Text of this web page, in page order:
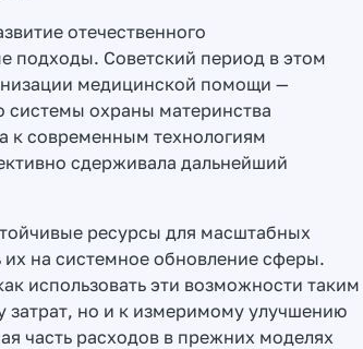
отечественного
подходы. Советский период в этом
медицинской помощи —
системы охраны материнства
к современным технологиям
сдерживала дальнейший
ресурсы для масштабных
на системное обновление сферы.
использовать эти возможности таким
затрат, но и к измеримому улучшению
часть расходов в прежних моделях